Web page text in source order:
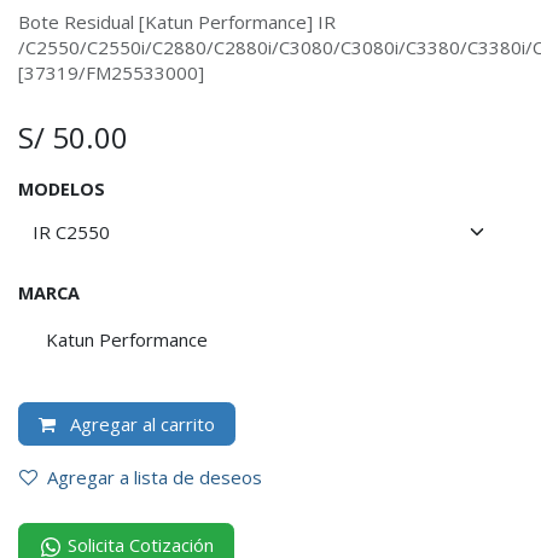
Bote Residual [Katun Performance] IR
/C2550/C2550i/C2880/C2880i/C3080/C3080i/C3380/C3380i/
[37319/FM25533000]
S/ 50.00
MODELOS
MARCA
Katun Performance
Agregar al carrito
Agregar a lista de deseos
Solicita Cotización